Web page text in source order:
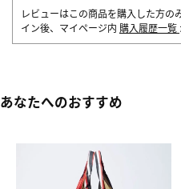
レビューはこの商品を購入した方の
イン後、マイページ内 購入履歴一覧
あなたへのおすすめ